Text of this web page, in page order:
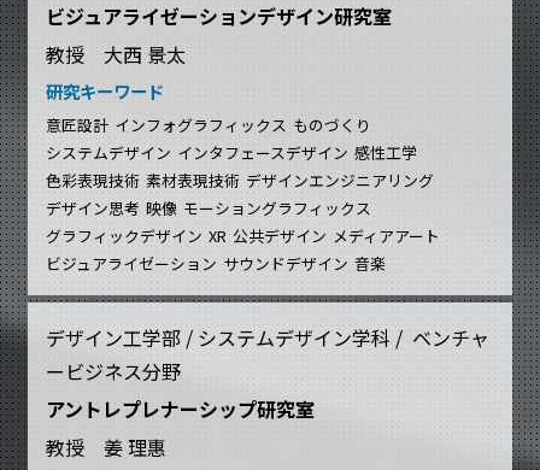
ビジュアライゼーションデザイン研究室
教授 大西 景太
研究キーワード
意匠設計 インフォグラフィックス ものづくり
システムデザイン インタフェースデザイン 感性工学
色彩表現技術 素材表現技術 デザインエンジニアリング
デザイン思考 映像 モーショングラフィックス
グラフィックデザイン XR 公共デザイン メディアアート
ビジュアライゼーション サウンドデザイン 音楽
デザイン工学部 / システムデザイン学科 / ベンチャ
ービジネス分野
アントレプレナーシップ研究室
教授 姜 理惠